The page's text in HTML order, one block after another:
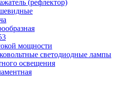
(рефлектор)
мощности
светодиодные лампы
освещения